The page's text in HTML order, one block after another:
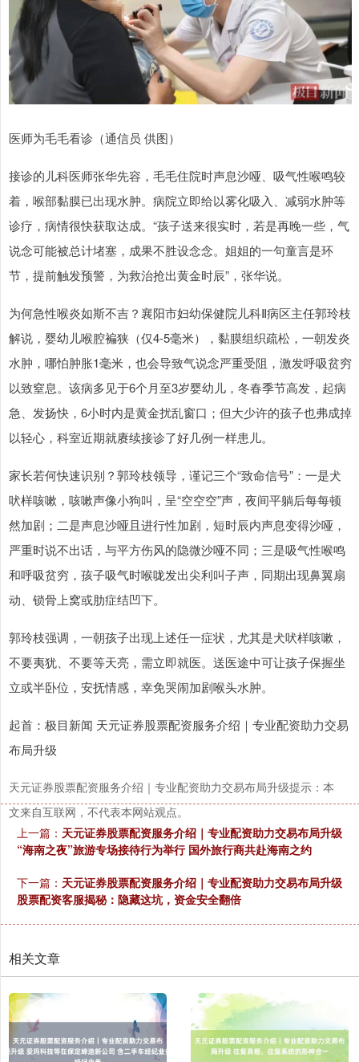
医师为毛毛看诊（通信员 供图）
接诊的儿科医师张华先容，毛毛住院时声息沙哑、吸气性喉鸣较
着，喉部黏膜已出现水肿。病院立即给以雾化吸入、减弱水肿等
诊疗，病情很快获取达成。“孩子送来很实时，若是再晚一些，气
说念可能被总计堵塞，成果不胜设念念。姐姐的一句童言是环
节，提前触发预警，为救治抢出黄金时辰”，张华说。
为何急性喉炎如斯不吉？襄阳市妇幼保健院儿科Ⅱ病区主任郭玲枝
解说，婴幼儿喉腔褊狭（仅4-5毫米），黏膜组织疏松，一朝发炎
水肿，哪怕肿胀1毫米，也会导致气说念严重受阻，激发呼吸贫穷
以致窒息。该病多见于6个月至3岁婴幼儿，冬春季节高发，起病
急、发扬快，6小时内是黄金扰乱窗口；但大少许的孩子也弗成掉
以轻心，科室近期就赓续接诊了好几例一样患儿。
家长若何快速识别？郭玲枝领导，谨记三个“致命信号”：一是犬
吠样咳嗽，咳嗽声像小狗叫，呈“空空空”声，夜间平躺后每每顿
然加剧；二是声息沙哑且进行性加剧，短时辰内声息变得沙哑，
严重时说不出话，与平方伤风的隐微沙哑不同；三是吸气性喉鸣
和呼吸贫穷，孩子吸气时喉咙发出尖利叫子声，同期出现鼻翼扇
动、锁骨上窝或肋症结凹下。
郭玲枝强调，一朝孩子出现上述任一症状，尤其是犬吠样咳嗽，
不要夷犹、不要等天亮，需立即就医。送医途中可让孩子保握坐
立或半卧位，安抚情感，幸免哭闹加剧喉头水肿。
起首：极目新闻 天元证券股票配资服务介绍｜专业配资助力交易
布局升级
天元证券股票配资服务介绍｜专业配资助力交易布局升级提示：本
文来自互联网，不代表本网站观点。
上一篇： 天元证券股票配资服务介绍｜专业配资助力交易布局升级
“海南之夜”旅游专场接待行为举行 国外旅行商共赴海南之约
下一篇： 天元证券股票配资服务介绍｜专业配资助力交易布局升级
股票配资客服揭秘：隐藏这坑，资金安全翻倍
相关文章